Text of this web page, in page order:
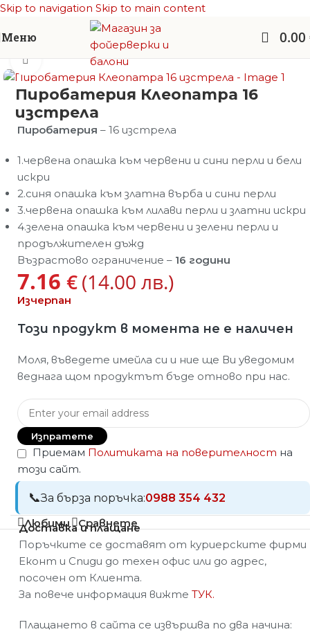
Skip to navigation Skip to main content
Меню 0.00
Фойерверки/Пиробатерии
Пиробатерия Клеопатра 16
изстрела
Пиробатерия – 16 изстрела
1.червена опашка към червени и сини перли и бели
искри
2.синя опашка към златна върба и сини перли
3.червена опашка към лилави перли и златни искри
4.зелена опашка към червени и зелени перли и
продължителен дъжд
Възрастово ограничение – 16 години
7.16 €(14.00 лв.)
Изчерпан
Този продукт в момента не е наличен
Моля, въведете имейла си и ние ще Ви уведомим
веднага щом продуктът бъде отново при нас.
Изпратете
Приемам Политиката на поверителност на
този сайт.
За бърза поръчка:0988 354 432
Любими
Сравнете
Доставка и плащане
Поръчките се доставят от куриерските фирми
Еконт и Спиди до техен офис или до адрес,
посочен от Клиента.
За повече информация вижте ТУК.
Плащането в сайта се извършва по два начина: